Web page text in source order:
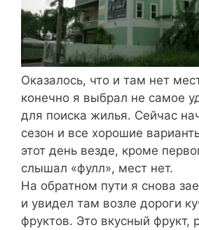
Оказалось, что и там нет
конечно я выбрал не самое
для поиска жилья. Сейчас
сезон и все хорошие
этот день везде, кроме
слышал «фулл», мест нет.
На обратном пути я снова
и увидел там возле дороги
фруктов. Это вкусный фрукт,